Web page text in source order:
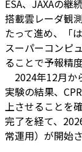
ESA、JAXAの継
搭載雲レーダ観
たって進め、「
スーパーコンピ
ることで予報精
2024年12月か
実験の結果、
上させることを
完了を経て、
常運用）が開始